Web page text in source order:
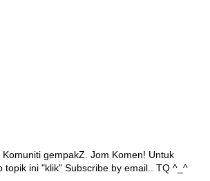
gempakZ. Jom Komen! Untuk
ini "klik" Subscribe by email.. TQ ^_^